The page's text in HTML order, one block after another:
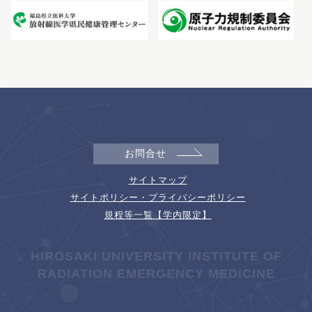
お問合せ
サイトマップ
サイトポリシー・プライバシーポリシー
規程等一覧【学内限定】
HIROSAKI UNIVERSITY INSTITUTE OF
RADIATION EMERGENCY MEDICINE